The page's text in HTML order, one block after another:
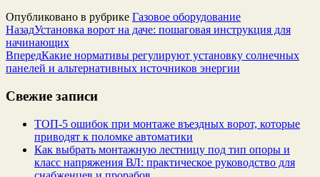
Опубликовано в рубрике Газовое оборудование
НазадУстановка ворот на даче: пошаговая инструкция для
начинающих
ВпередКакие нормативы регулируют установку солнечных
панелей и альтернативных источников энергии
Свежие записи
ТОП-5 ошибок при монтаже въездных ворот, которые
приводят к поломке автоматики
Как выбрать монтажную лестницу под тип опоры и
класс напряжения ВЛ: практическое руководство для